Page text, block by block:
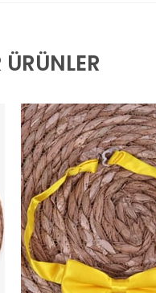
ÜRÜNLER